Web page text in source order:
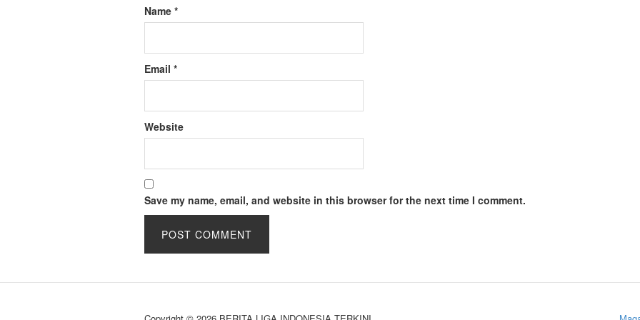
Name *
Email *
Website
Save my name, email, and website in this browser for the next time I comment.